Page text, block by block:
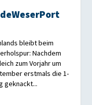
bleibt beim
Nachdem
zum Vorjahr um
erstmals die 1-
geknackt...